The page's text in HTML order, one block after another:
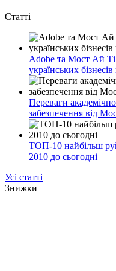
Статті
Adobe та Мост Ай
українських
Переваги
забезпечення від
ТОП-10 найбільш
2010 до сьогодні
Усі статті
Знижки